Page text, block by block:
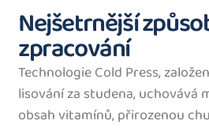
Nejšetrnější
zpracování
Technologie Cold Press,
lisování za studena, uchovává
obsah vitamínů, přirozenou